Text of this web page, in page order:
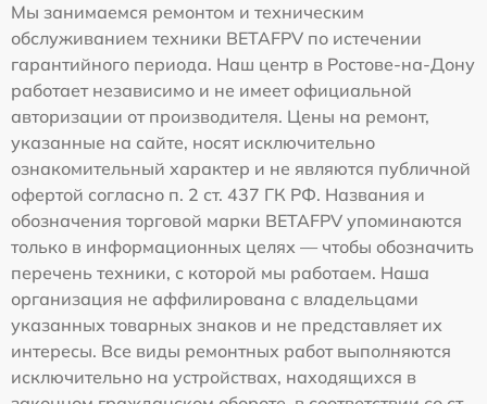
Мы занимаемся ремонтом и техническим
обслуживанием техники BETAFPV по истечении
гарантийного периода. Наш центр в Ростове-на-Дону
работает независимо и не имеет официальной
авторизации от производителя. Цены на ремонт,
указанные на сайте, носят исключительно
ознакомительный характер и не являются публичной
офертой согласно п. 2 ст. 437 ГК РФ. Названия и
обозначения торговой марки BETAFPV упоминаются
только в информационных целях — чтобы обозначить
перечень техники, с которой мы работаем. Наша
организация не аффилирована с владельцами
указанных товарных знаков и не представляет их
интересы. Все виды ремонтных работ выполняются
исключительно на устройствах, находящихся в